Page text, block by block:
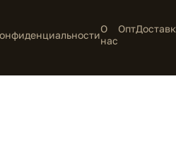
О
нас
Опт